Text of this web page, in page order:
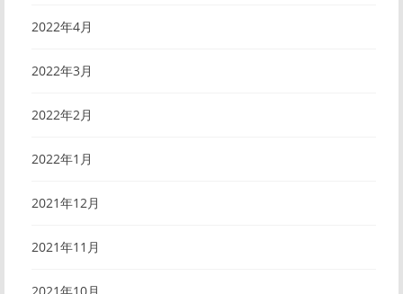
2022年4月
2022年3月
2022年2月
2022年1月
2021年12月
2021年11月